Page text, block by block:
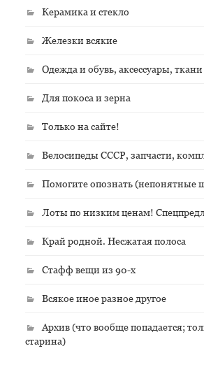
Керамика и стекло
Железки всякие
Одежда и обувь, аксессуары, ткани
Для покоса и зерна
Только на сайте!
Велосипеды СССР, запчасти,
Помогите опознать (непонятные
Лоты по низким ценам!
Край родной. Несжатая полоса
Стафф вещи из 90-х
Всякое иное разное другое
Архив (что вообще попадается;
старина)